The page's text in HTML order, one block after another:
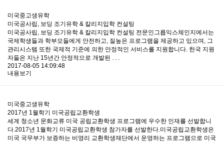
미국중고생유학
미국공사립, 보딩 조기유학 & 칼리지입학 컨설팅
미국공사립, 보딩 조기유학 & 칼리지입학 컨설팅 전문인그릅익스체인지에서는
국제학생들과 학부모들에게 안전하고, 질높은 프로그램을 제공하고 있으며, 그
관리시스템 또한 국제적 기준에 의한 안정적인 서비스를 지원합니다. 한국 지원
자들은 지난 15년간 안정적으로 개발된 . . .
2017-08-05 14:09:48
내용보기
미국중고생유학
2017년 1월학기 미국공립교환학생
세계 청소년 문화교류 미국 공립교환학생 프로그램에 우수한 인재를 선발합니
다.2017년 1월학기 미국공립교환학생 참가자를 선발한다.미국공립교환학생은
미국 국무부가 보증하는 비영리 교환학생재단에서 운영하는 프로그램으로 미국